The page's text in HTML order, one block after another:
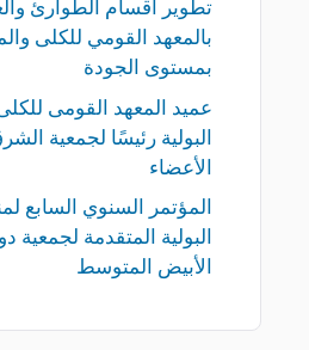
تطوير أقسام الطوارئ
بالمعهد القومي للكلى
بمستوى الجودة
عميد المعهد القومى
البولية رئيسًا لجمعية
الأعضاء
المؤتمر السنوي السابع
البولية المتقدمة
الأبيض المتوسط